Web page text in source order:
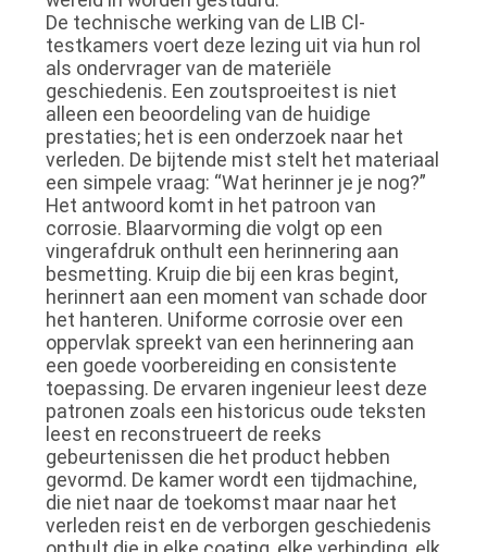
De technische werking van de LIB Cl-
testkamers voert deze lezing uit via hun rol
als ondervrager van de materiële
geschiedenis. Een zoutsproeitest is niet
alleen een beoordeling van de huidige
prestaties; het is een onderzoek naar het
verleden. De bijtende mist stelt het materiaal
een simpele vraag: “Wat herinner je je nog?”
Het antwoord komt in het patroon van
corrosie. Blaarvorming die volgt op een
vingerafdruk onthult een herinnering aan
besmetting. Kruip die bij een kras begint,
herinnert aan een moment van schade door
het hanteren. Uniforme corrosie over een
oppervlak spreekt van een herinnering aan
een goede voorbereiding en consistente
toepassing. De ervaren ingenieur leest deze
patronen zoals een historicus oude teksten
leest en reconstrueert de reeks
gebeurtenissen die het product hebben
gevormd. De kamer wordt een tijdmachine,
die niet naar de toekomst maar naar het
verleden reist en de verborgen geschiedenis